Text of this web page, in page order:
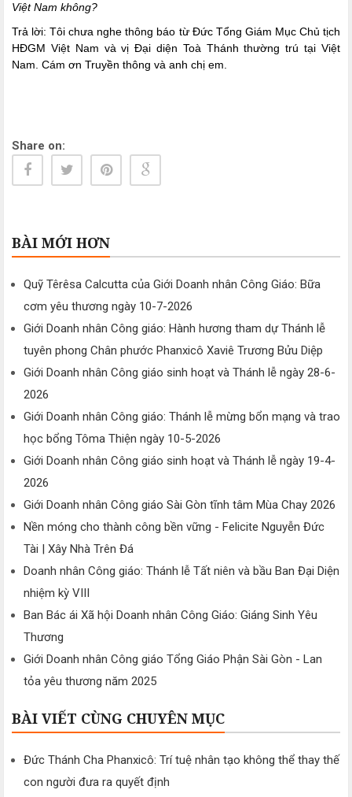
Việt Nam không?
Trả lời: Tôi chưa nghe thông báo từ Đức Tổng Giám Mục Chủ tịch
HĐGM Việt Nam và vị Đại diện Toà Thánh thường trú tại Việt
Nam. Cám ơn Truyền thông và anh chị em.
Share on:
BÀI MỚI HƠN
Quỹ Têrêsa Calcutta của Giới Doanh nhân Công Giáo: Bữa
cơm yêu thương ngày 10-7-2026
Giới Doanh nhân Công giáo: Hành hương tham dự Thánh lễ
tuyên phong Chân phước Phanxicô Xaviê Trương Bửu Diệp
Giới Doanh nhân Công giáo sinh hoạt và Thánh lễ ngày 28-6-
2026
Giới Doanh nhân Công giáo: Thánh lễ mừng bổn mạng và trao
học bổng Tôma Thiện ngày 10-5-2026
Giới Doanh nhân Công giáo sinh hoạt và Thánh lễ ngày 19-4-
2026
Giới Doanh nhân Công giáo Sài Gòn tĩnh tâm Mùa Chay 2026
Nền móng cho thành công bền vững - Felicite Nguyễn Đức
Tài | Xây Nhà Trên Đá
Doanh nhân Công giáo: Thánh lễ Tất niên và bầu Ban Đại Diện
nhiệm kỳ VIII
Ban Bác ái Xã hội Doanh nhân Công Giáo: Giáng Sinh Yêu
Thương
Giới Doanh nhân Công giáo Tổng Giáo Phận Sài Gòn - Lan
tỏa yêu thương năm 2025
BÀI VIẾT CÙNG CHUYÊN MỤC
Đức Thánh Cha Phanxicô: Trí tuệ nhân tạo không thể thay thế
con người đưa ra quyết định